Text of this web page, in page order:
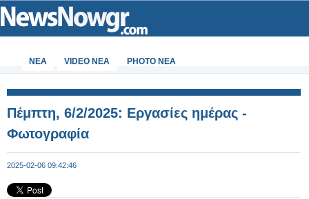
ΝΕΑ VIDEO NEA PHOTO NEA
Πέμπτη, 6/2/2025: Εργασίες ημέρας -
Φωτογραφία
2025-02-06 09:42:46